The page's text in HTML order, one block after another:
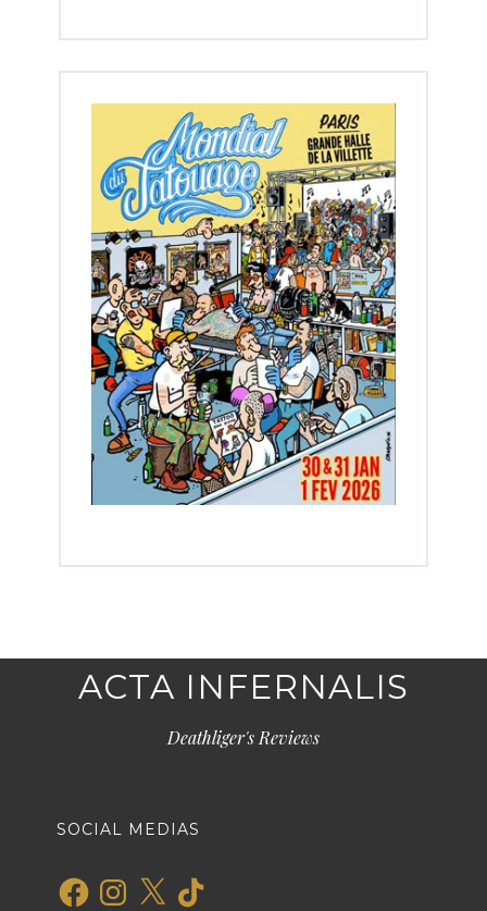
ACTA INFERNALIS
Deathliger's Reviews
SOCIAL MEDIAS
FacebookInstagram
X TikTok